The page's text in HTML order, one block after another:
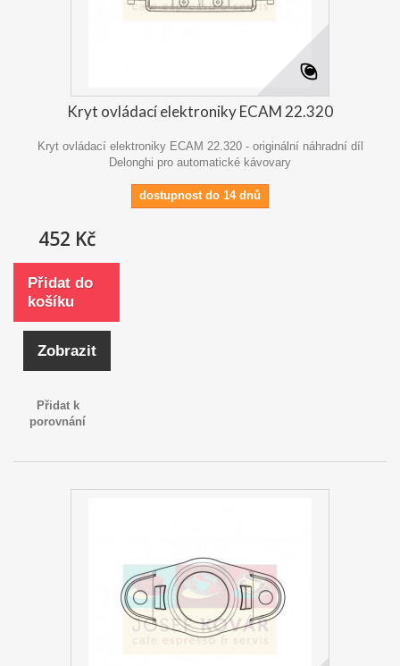
Kryt ovládací elektroniky ECAM 22.320
Kryt ovládací elektroniky ECAM 22.320 - originální náhradní díl
Delonghi pro automatické kávovary
dostupnost do 14 dnů
452 Kč
Přidat do
košíku
Zobrazit
Přidat k
porovnání